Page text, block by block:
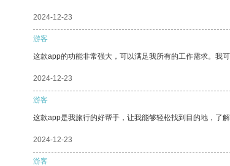
2024-12-23
游客
这款app的功能非常强大，可以满足我所有的工作需求。我
2024-12-23
游客
这款app是我旅行的好帮手，让我能够轻松找到目的地，了解
2024-12-23
游客